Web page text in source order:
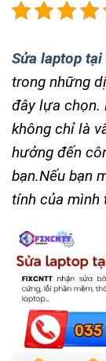
Sửa laptop tại
trong những
đây lựa chọn.
không chỉ là
hưởng đến
bạn.Nếu bạn
tính của mình